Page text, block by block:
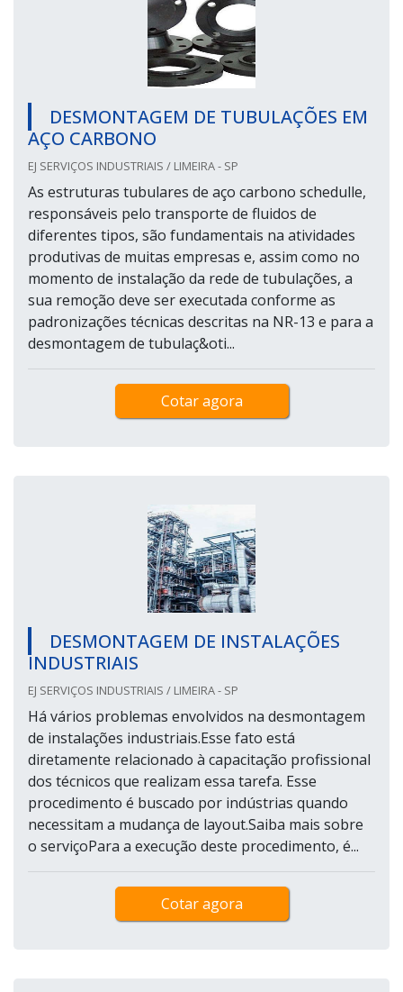
DESMONTAGEM DE TUBULAÇÕES EM
AÇO CARBONO
EJ SERVIÇOS INDUSTRIAIS / LIMEIRA - SP
As estruturas tubulares de aço carbono schedulle,
responsáveis pelo transporte de fluidos de
diferentes tipos, são fundamentais na atividades
produtivas de muitas empresas e, assim como no
momento de instalação da rede de tubulações, a
sua remoção deve ser executada conforme as
padronizações técnicas descritas na NR-13 e para a
desmontagem de tubulaç&oti...
Cotar agora
DESMONTAGEM DE INSTALAÇÕES
INDUSTRIAIS
EJ SERVIÇOS INDUSTRIAIS / LIMEIRA - SP
Há vários problemas envolvidos na desmontagem
de instalações industriais.Esse fato está
diretamente relacionado à capacitação profissional
dos técnicos que realizam essa tarefa. Esse
procedimento é buscado por indústrias quando
necessitam a mudança de layout.Saiba mais sobre
o serviçoPara a execução deste procedimento, é...
Cotar agora